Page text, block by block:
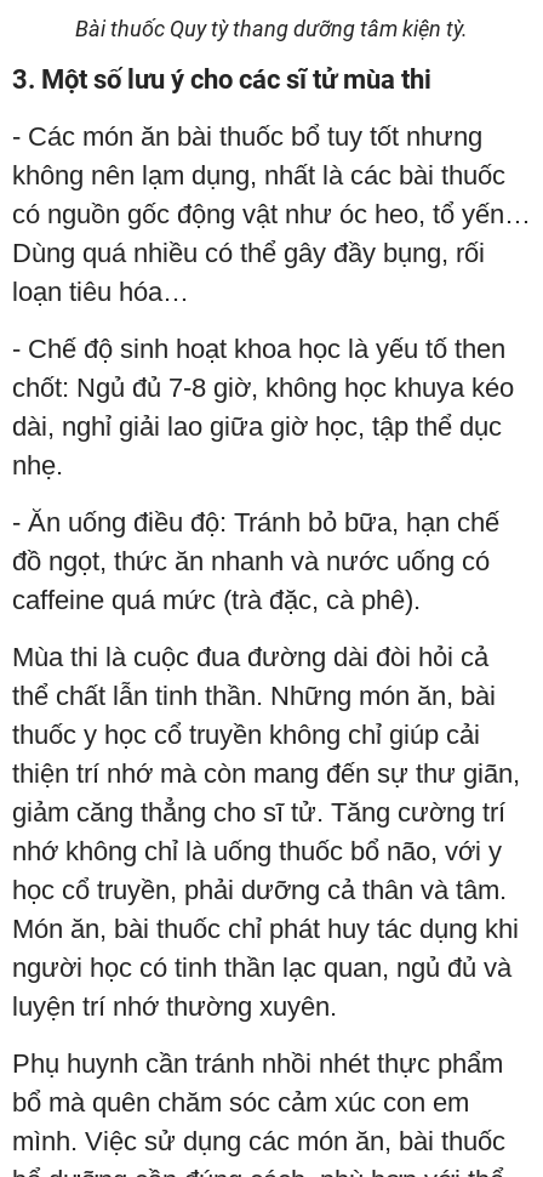
Bài thuốc Quy tỳ thang dưỡng tâm kiện tỳ.
3. Một số lưu ý cho các sĩ tử mùa thi
- Các món ăn bài thuốc bổ tuy tốt nhưng
không nên lạm dụng, nhất là các bài thuốc
có nguồn gốc động vật như óc heo, tổ yến…
Dùng quá nhiều có thể gây đầy bụng, rối
loạn tiêu hóa…
- Chế độ sinh hoạt khoa học là yếu tố then
chốt: Ngủ đủ 7-8 giờ, không học khuya kéo
dài, nghỉ giải lao giữa giờ học, tập thể dục
nhẹ.
- Ăn uống điều độ: Tránh bỏ bữa, hạn chế
đồ ngọt, thức ăn nhanh và nước uống có
caffeine quá mức (trà đặc, cà phê).
Mùa thi là cuộc đua đường dài đòi hỏi cả
thể chất lẫn tinh thần. Những món ăn, bài
thuốc y học cổ truyền không chỉ giúp cải
thiện trí nhớ mà còn mang đến sự thư giãn,
giảm căng thẳng cho sĩ tử. Tăng cường trí
nhớ không chỉ là uống thuốc bổ não, với y
học cổ truyền, phải dưỡng cả thân và tâm.
Món ăn, bài thuốc chỉ phát huy tác dụng khi
người học có tinh thần lạc quan, ngủ đủ và
luyện trí nhớ thường xuyên.
Phụ huynh cần tránh nhồi nhét thực phẩm
bổ mà quên chăm sóc cảm xúc con em
mình. Việc sử dụng các món ăn, bài thuốc